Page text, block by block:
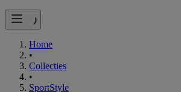
Home
•
Collecties
•
SportStyle